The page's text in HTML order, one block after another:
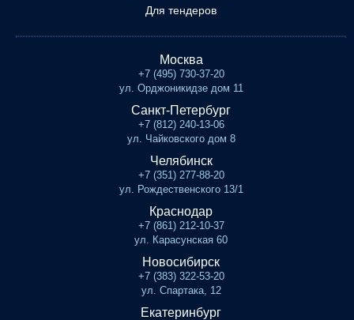
Для тендеров
Москва
+7 (495) 730-37-20
ул. Орджоникидзе дом 11
Санкт-Петербург
+7 (812) 240-13-06
ул. Чайковского дом 8
Челябинск
+7 (351) 277-88-20
ул. Рождественского 13/1
Краснодар
+7 (861) 212-10-37
ул. Карасунская 60
Новосибирск
+7 (383) 322-53-20
ул. Спартака, 12
Екатеринбург